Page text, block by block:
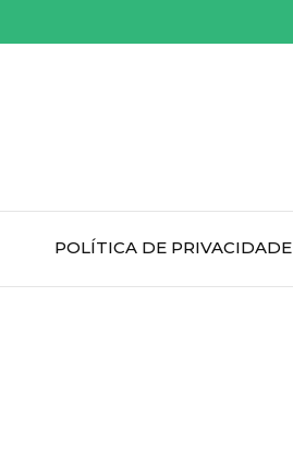
POLÍTICA DE PRIVACIDADE